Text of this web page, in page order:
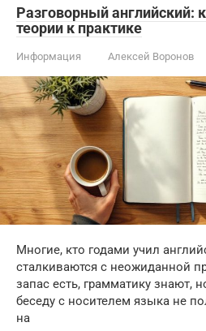
Разговорный английский:
теории к практике
Информация Алексей Воронов
Многие, кто годами учил
сталкиваются с неожиданной
запас есть, грамматику знают,
беседу с носителем языка не
на